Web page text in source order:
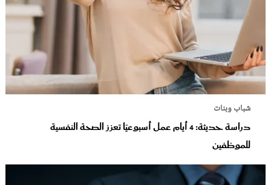
شباب وبنات
دراسة حديثة: 4 أيام عمل أسبوعيًا تعزز الصحة النفسية
للموظفين